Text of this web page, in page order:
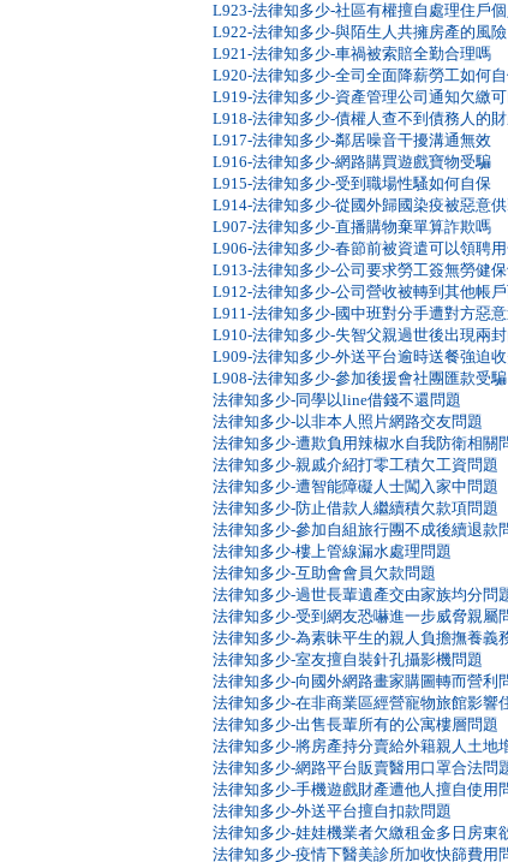
L923-法律知多少-社區有權擅自處理住戶
L922-法律知多少-與陌生人共擁房產的風險
L921-法律知多少-車禍被索賠全勤合理嗎
L920-法律知多少-全司全面降薪勞工如何
L919-法律知多少-資產管理公司通知欠繳
L918-法律知多少-債權人查不到債務人的
L917-法律知多少-鄰居噪音干擾溝通無效
L916-法律知多少-網路購買遊戲寶物受騙
L915-法律知多少-受到職場性騷如何自保
L914-法律知多少-從國外歸國染疫被惡意
L907-法律知多少-直播購物棄單算詐欺嗎
L906-法律知多少-春節前被資遣可以領聘
L913-法律知多少-公司要求勞工簽無勞健
L912-法律知多少-公司營收被轉到其他帳
L911-法律知多少-國中班對分手遭對方惡
L910-法律知多少-失智父親過世後出現兩
L909-法律知多少-外送平台逾時送餐強迫
L908-法律知多少-參加後援會社團匯款受騙
法律知多少-同學以line借錢不還問題
法律知多少-以非本人照片網路交友問題
法律知多少-遭欺負用辣椒水自我防衛相關
法律知多少-親戚介紹打零工積欠工資問題
法律知多少-遭智能障礙人士闖入家中問題
法律知多少-防止借款人繼續積欠款項問題
法律知多少-參加自組旅行團不成後續退款
法律知多少-樓上管線漏水處理問題
法律知多少-互助會會員欠款問題
法律知多少-過世長輩遺產交由家族均分問
法律知多少-受到網友恐嚇進一步威脅親屬
法律知多少-為素昧平生的親人負擔撫養義
法律知多少-室友擅自裝針孔攝影機問題
法律知多少-向國外網路畫家購圖轉而營利
法律知多少-在非商業區經營寵物旅館影響
法律知多少-出售長輩所有的公寓樓層問題
法律知多少-將房產持分賣給外籍親人土地
法律知多少-網路平台販賣醫用口罩合法問
法律知多少-手機遊戲財產遭他人擅自使用
法律知多少-外送平台擅自扣款問題
法律知多少-娃娃機業者欠繳租金多日房東
法律知多少-疫情下醫美診所加收快篩費用